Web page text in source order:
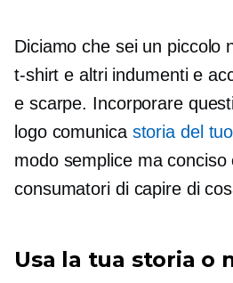
Diciamo che sei un piccolo
t-shirt e altri indumenti e
e scarpe. Incorporare
logo comunica storia del
modo semplice ma
consumatori di capire di
Usa la tua storia o